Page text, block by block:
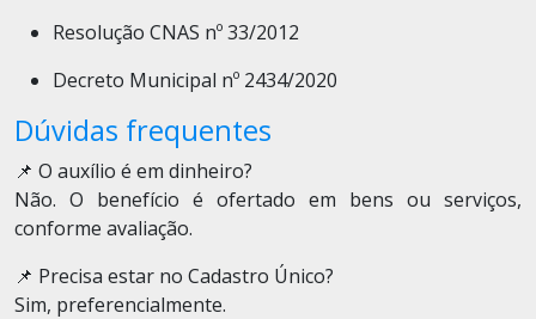
Resolução CNAS nº 33/2012
Decreto Municipal nº 2434/2020
Dúvidas frequentes
📌 O auxílio é em dinheiro?
Não. O benefício é ofertado em bens ou serviços,
conforme avaliação.
📌 Precisa estar no Cadastro Único?
Sim, preferencialmente.